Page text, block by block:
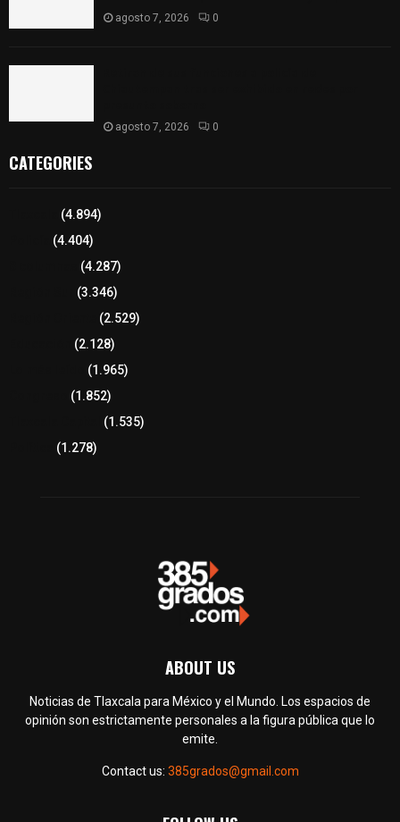
agosto 7, 2026 0
agosto 7, 2026 0
CATEGORIES
(4.894)
(4.404)
(4.287)
(3.346)
(2.529)
(2.128)
(1.965)
(1.852)
(1.535)
(1.278)
ABOUT US
Noticias de Tlaxcala para México y el Mundo. Los espacios de
opinión son estrictamente personales a la figura pública que lo
emite.
Contact us: 385grados@gmail.com